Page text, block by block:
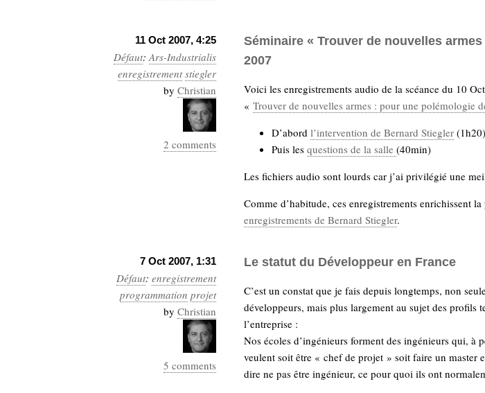
11 Oct 2007, 4:25
Défaut:Ars-Industrialis
enregistrement stiegler
by Christian
2 comments
Séminaire « Trouver de nouvelles
2007
Voici les enregistrements audio de la scéance du 10
« Trouver de nouvelles armes : pour une polémologie
D’abord l’intervention de Bernard Stiegler
Puis les questions de la salle (40min)
Les fichiers audio sont lourds car j’ai privilégié une
Comme d’habitude, ces enregistrements enrichissent
enregistrements de Bernard Stiegler.
7 Oct 2007, 1:31
Défaut: enregistrement
programmation projet
by Christian
5 comments
Le statut du Développeur en France
C’est un constat que je fais depuis longtemps, non
développeurs, mais plus largement au sujet des profils
l’entreprise :
Nos écoles d’ingénieurs forment des ingénieurs qui, à
veulent soit être « chef de projet » soit faire un master
dire ne pas être ingénieur, ce pour quoi ils ont